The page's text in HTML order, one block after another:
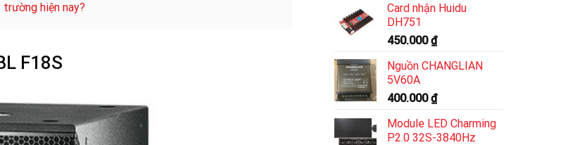
hiện nay?
F18S
Card nhận Huidu
DH751
450.000₫
Nguồn CHANGLIAN
5V60A
400.000₫
Module LED Charming
P2.0 32S-3840Hz